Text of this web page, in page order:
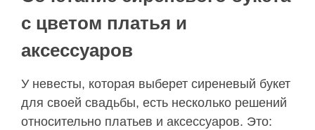
с цветом платья и
аксессуаров
У невесты, которая выберет сиреневый букет
для своей свадьбы, есть несколько решений
относительно платьев и аксессуаров. Это: